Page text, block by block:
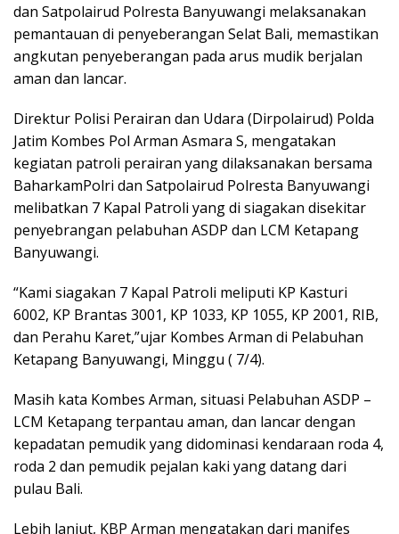
dan Satpolairud Polresta Banyuwangi melaksanakan
pemantauan di penyeberangan Selat Bali, memastikan
angkutan penyeberangan pada arus mudik berjalan
aman dan lancar.
Direktur Polisi Perairan dan Udara (Dirpolairud) Polda
Jatim Kombes Pol Arman Asmara S, mengatakan
kegiatan patroli perairan yang dilaksanakan bersama
BaharkamPolri dan Satpolairud Polresta Banyuwangi
melibatkan 7 Kapal Patroli yang di siagakan disekitar
penyebrangan pelabuhan ASDP dan LCM Ketapang
Banyuwangi.
“Kami siagakan 7 Kapal Patroli meliputi KP Kasturi
6002, KP Brantas 3001, KP 1033, KP 1055, KP 2001, RIB,
dan Perahu Karet,”ujar Kombes Arman di Pelabuhan
Ketapang Banyuwangi, Minggu ( 7/4).
Masih kata Kombes Arman, situasi Pelabuhan ASDP –
LCM Ketapang terpantau aman, dan lancar dengan
kepadatan pemudik yang didominasi kendaraan roda 4,
roda 2 dan pemudik pejalan kaki yang datang dari
pulau Bali.
Lebih lanjut, KBP Arman mengatakan dari manifes